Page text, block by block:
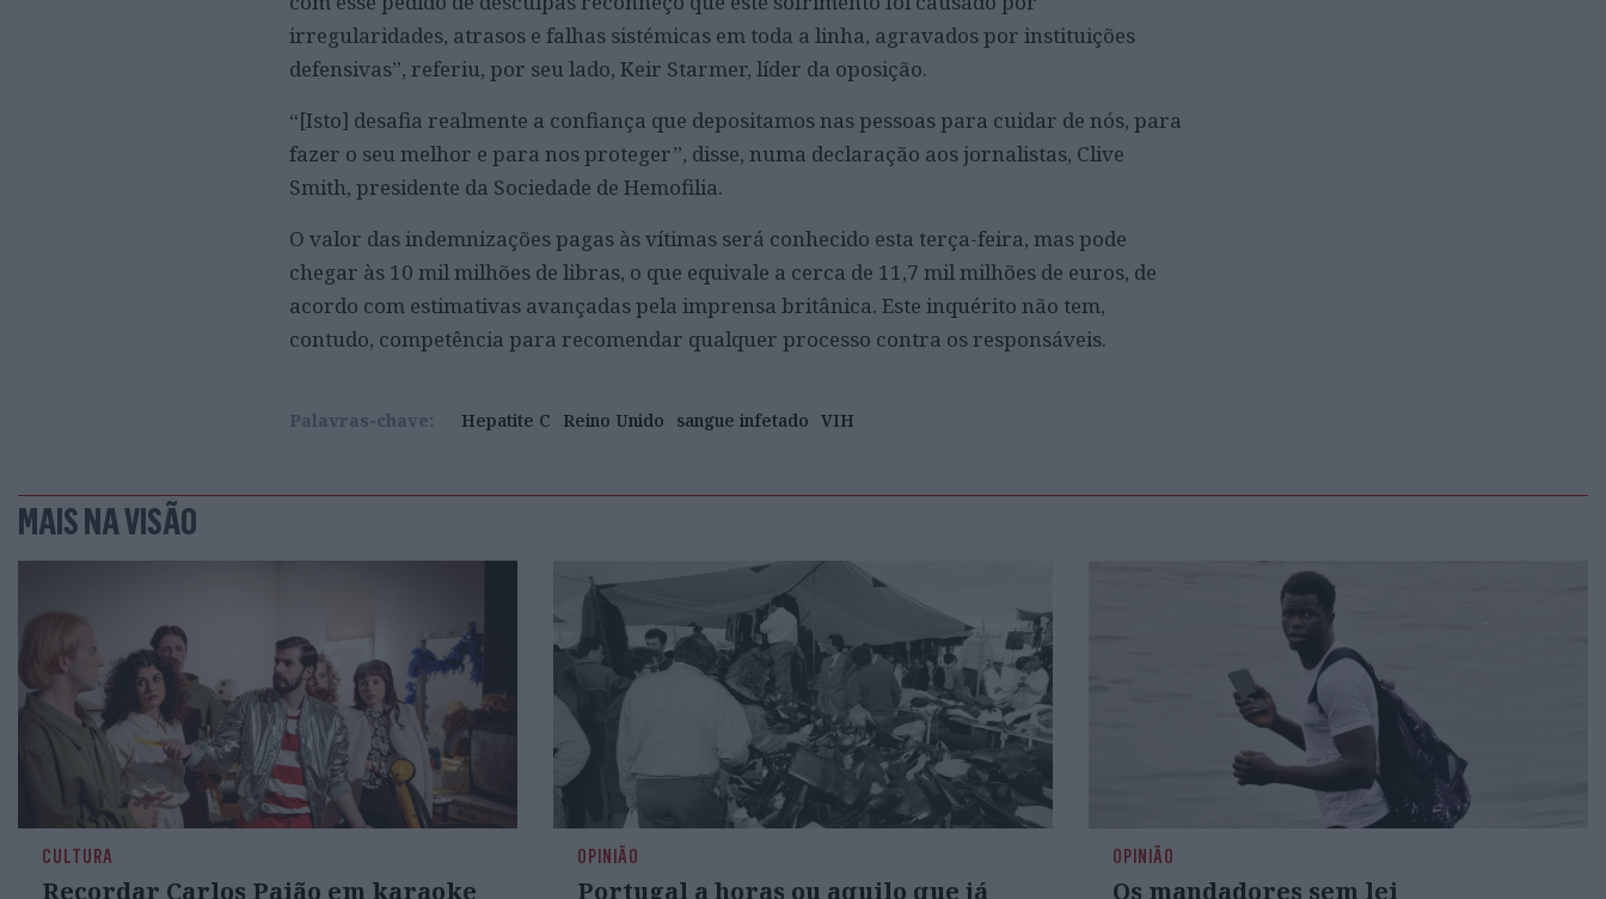
irregularidades, atrasos e falhas sistémicas em toda a linha, agravados por instituições
defensivas”, referiu, por seu lado, Keir Starmer, líder da oposição.
“[Isto] desafia realmente a confiança que depositamos nas pessoas para cuidar de nós, para
fazer o seu melhor e para nos proteger”, disse, numa declaração aos jornalistas, Clive
Smith, presidente da Sociedade de Hemofilia.
O valor das indemnizações pagas às vítimas será conhecido esta terça-feira, mas pode
chegar às 10 mil milhões de libras, o que equivale a cerca de 11,7 mil milhões de euros, de
acordo com estimativas avançadas pela imprensa britânica. Este inquérito não tem,
contudo, competência para recomendar qualquer processo contra os responsáveis.
Palavras-chave: Hepatite C Reino Unido sangue infetado VIH
MAIS NA VISÃO
CULTURA
Recordar Carlos Paião em karaoke
OPINIÃO
Portugal a horas ou aquilo que já
OPINIÃO
Os mandadores sem lei